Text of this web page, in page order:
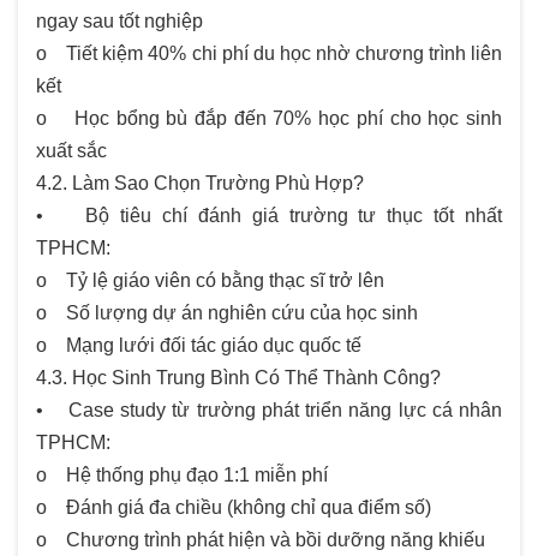
ngay sau tốt nghiệp
o Tiết kiệm 40% chi phí du học nhờ chương trình liên
kết
o Học bổng bù đắp đến 70% học phí cho học sinh
xuất sắc
4.2. Làm Sao Chọn Trường Phù Hợp?
• Bộ tiêu chí đánh giá trường tư thục tốt nhất
TPHCM:
o Tỷ lệ giáo viên có bằng thạc sĩ trở lên
o Số lượng dự án nghiên cứu của học sinh
o Mạng lưới đối tác giáo dục quốc tế
4.3. Học Sinh Trung Bình Có Thể Thành Công?
• Case study từ trường phát triển năng lực cá nhân
TPHCM:
o Hệ thống phụ đạo 1:1 miễn phí
o Đánh giá đa chiều (không chỉ qua điểm số)
o Chương trình phát hiện và bồi dưỡng năng khiếu